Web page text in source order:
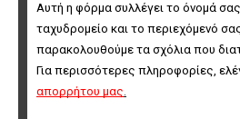
Αυτή η φόρμα συλλέγει το όνομά
ταχυδρομείο και το περιεχόμενό
παρακολουθούμε τα σχόλια που
Για περισσότερες πληροφορίες,
απορρήτου μας.